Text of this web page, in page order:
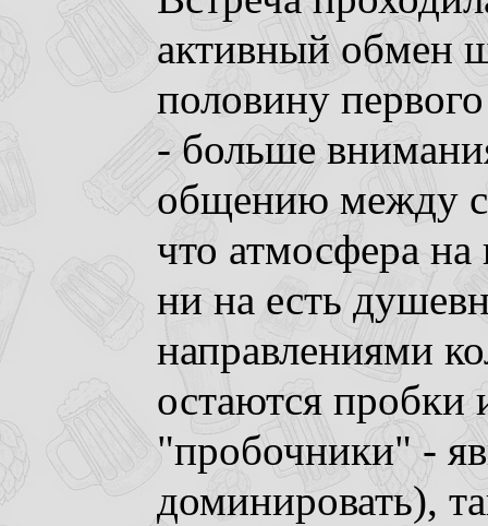
активный обмен
половину
- больше
общению между
что атмосфера на
ни на есть
направлениями
остаются пробки
"пробочники" -
доминировать),